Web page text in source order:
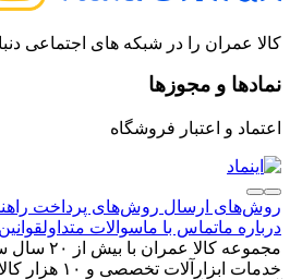
کالا عمران را در شبکه های اجتماعی
نمادها و مجوزها
اعتماد و اعتبار فروشگاه
روش‌های ارسال روش‌های پرداخت
درباره ماتماس با ماسوالات متداول
مجموعه
خدمات